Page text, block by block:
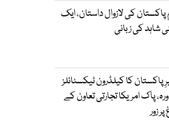
پاکستان کی لازوال داستان، ایک
شاہد کی زبانی
پاکستان کا کیلڈرون ٹیکسٹائلز
پاک امریکا تجارتی تعاون کے
زور